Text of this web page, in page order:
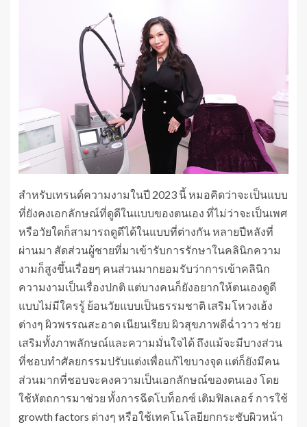
สำหรับเทรนด์ความงามในปี 2023 นี้ หมอคิดว่าจะเป็นแบบ
ที่ยังคงเอกลักษณ์ที่ดูดีในแบบของตนเอง ที่ไม่ว่าจะเป็นเพศ
หรือวัยใดก็สามารถดูดีได้ในแบบที่ต่างกัน หลายปีหลังที่
ผ่านมา สัดส่วนผู้ชายที่มาเข้ารับการรักษาในคลินิกความ
งามก็สูงขึ้นเรื่อยๆ คนส่วนมากยอมรับว่าการเข้าคลินิก
ความงามเป็นเรื่องปกติ แต่บางคนก็ยังอยากให้ตนเองดูดี
แบบไม่มีใครรู้ ย้อนวัยแบบเป็นธรรมชาติ เสริมโหวงเฮ้ง
ต่างๆ ผิวพรรณสะอาด เนียนเรียบ ผิวสุขภาพดีฉ่ำวาว ช่วย
เสริมทั้งภาพลักษณ์และความมั่นใจได้ ถึงแม้จะมีบางส่วน
ที่ชอบทำศัลยกรรมปรับแต่งเพื่อแก้ไขบางจุด แต่ก็ยังมีคน
ส่วนมากที่ชอบจะคงความเป็นเอกลักษณ์ของตนเอง โดย
ใช้หัตถการมาช่วย ทั้งการฉีดโบท็อกซ์ เติมฟิลเลอร์ การใช้
growth factors ต่างๆ หรือใช้เทคโนโลยียกกระชับผิวหน้า